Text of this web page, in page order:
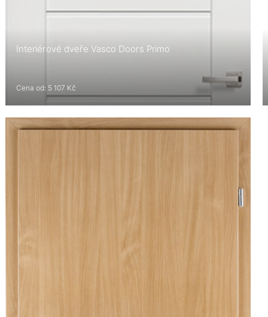
Interiérové dveře Vasco Doors Primo
Cena od: 5 107 Kč